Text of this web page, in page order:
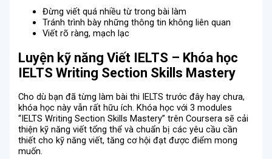
Đừng viết quá nhiều từ trong bài làm
Tránh trình bày những thông tin không liên quan
Viết rõ ràng, mạch lạc
Luyện kỹ năng Viết IELTS – Khóa học
IELTS Writing Section Skills Mastery
Cho dù bạn đã từng làm bài thi IELTS trước đây hay chưa,
khóa học này vẫn rất hữu ích. Khóa học với 3 modules
“IELTS Writing Section Skills Mastery” trên Coursera sẽ cải
thiện kỹ năng viết tổng thể và chuẩn bị các yêu cầu cần
thiết cho kỹ năng viết, tăng cơ hội đạt được điểm mong
muốn.